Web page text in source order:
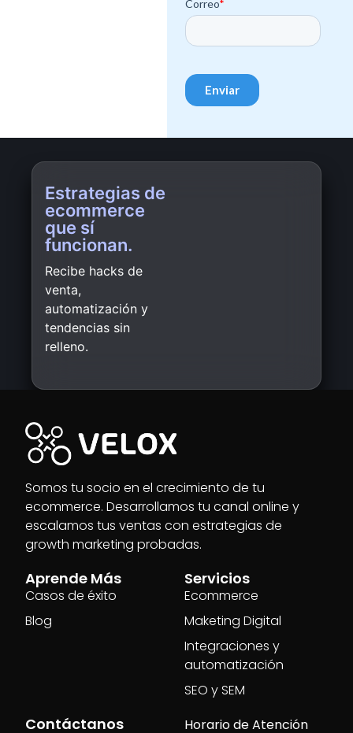
Estrategias de
ecommerce
que sí
funcionan.
Recibe hacks de
venta,
automatización y
tendencias sin
relleno.
Somos tu socio en el crecimiento de tu
ecommerce. Desarrollamos tu canal online y
escalamos tus ventas con estrategias de
growth marketing probadas.
Aprende Más
Casos de éxito
Blog
Servicios
Ecommerce
Maketing Digital
Integraciones y
automatización
SEO y SEM
Contáctanos Horario de Atención